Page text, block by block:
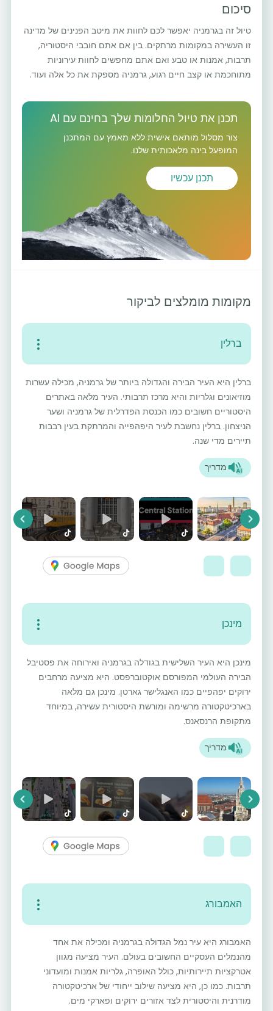
סיכום
טיול זה בגרמניה יאפשר לכם לחוות את מיטב הפנינים של מדינה
זו העשירה במקומות מרתקים. בין אם אתם חובבי היסטוריה,
תרבות, אמנות או טבע ואם אתם מחפשים לחוות עירוניות
מתוחכמת או קצב חיים רגוע, גרמניה מספקת את כל אלה ועוד.
תכנן את טיול החלומות שלך בחינם עם AI
צור מסלול מותאם אישית ללא מאמץ עם המתכנן
המופעל בינה מלאכותית שלנו.
תכנן עכשיו
מקומות מומלצים לביקור
ברלין
ברלין היא העיר הבירה והגדולה ביותר של גרמניה, מכילה עשרות
מוזיאונים וגלריות והיא מרכז תרבותי. העיר מלאה באתרים
היסטוריים חשובים כמו הכנסת הפדרלית של גרמניה ושער
הניצחון. ברלין נחשבת לעיר היפהפייה והמרתקת בעין רבבות
תיירים מדי שנה.
מדריך
Next
מינכן
מינכן היא העיר השלישית בגודלה בגרמניה ואירוחה את פסטיבל
הבירה העולמי המפורסם אוקטוברפסט. היא מציעה מרחבים
ירוקים יפהפיים כמו האנגלישר גארטן. מינכן גם מלאה
בארכיטקטורה מרשימה ומורשת היסטורית עשירה, במיוחד
מתקופת הרנסאנס.
מדריך
Next
האמבורג
האמבורג היא עיר נמל הגדולה בגרמניה ומכילה את אחד
מהנמלים העסקיים החשובים בעולם. העיר מציעה מגוון
אטרקציות תיירותיות, כולל האופרה, גלריות אמנות ומועדוני
תרבות. כמו כן, היא מציעה שילוב ייחודי של ארכיטקטורה
מודרנית והיסטורית לצד אזורים ירוקים ופארקי מים.